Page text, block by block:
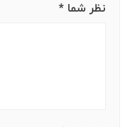
نظر شما *